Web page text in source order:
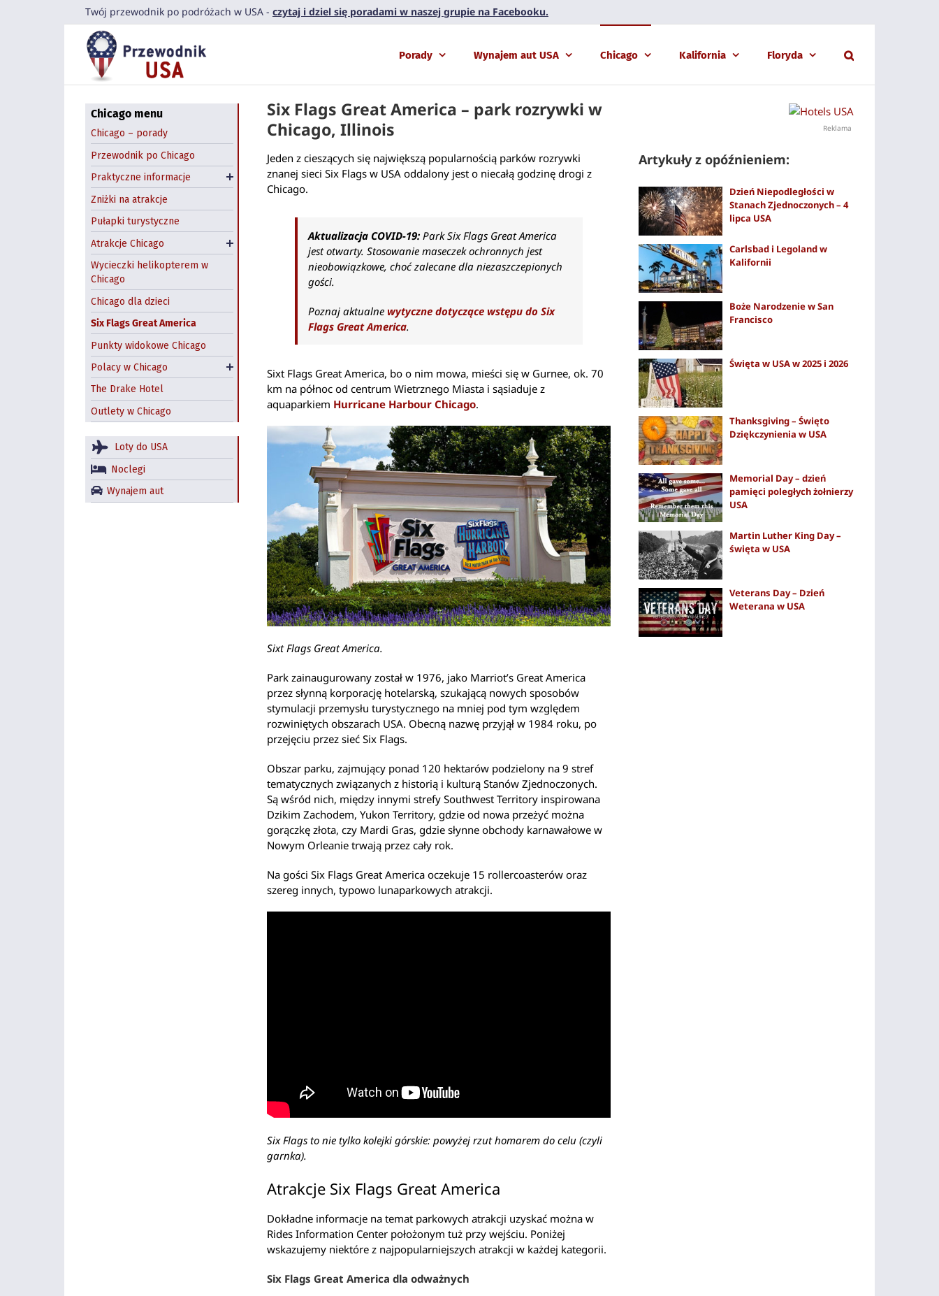
Twój przewodnik po podróżach w USA - czytaj i dziel się poradami w naszej grupie na Facebooku.
Porady Wynajem aut USA Chicago Kalifornia Floryda
Six Flags Great America – park rozrywki w
Chicago, Illinois
Jeden z cieszących się największą popularnością parków rozrywki
znanej sieci Six Flags w USA oddalony jest o niecałą godzinę drogi z
Chicago.
Aktualizacja COVID-19: Park Six Flags Great America
jest otwarty. Stosowanie maseczek ochronnych jest
nieobowiązkowe, choć zalecane dla niezaszczepionych
gości.
Poznaj aktualne wytyczne dotyczące wstępu do Six
Flags Great America.
Sixt Flags Great America, bo o nim mowa, mieści się w Gurnee, ok. 70
km na północ od centrum Wietrznego Miasta i sąsiaduje z
aquaparkiem Hurricane Harbour Chicago.
Sixt Flags Great America.
Park zainaugurowany został w 1976, jako Marriot’s Great America
przez słynną korporację hotelarską, szukającą nowych sposobów
stymulacji przemysłu turystycznego na mniej pod tym względem
rozwiniętych obszarach USA. Obecną nazwę przyjął w 1984 roku, po
przejęciu przez sieć Six Flags.
Obszar parku, zajmujący ponad 120 hektarów podzielony na 9 stref
tematycznych związanych z historią i kulturą Stanów Zjednoczonych.
Są wśród nich, między innymi strefy Southwest Territory inspirowana
Dzikim Zachodem, Yukon Territory, gdzie od nowa przeżyć można
gorączkę złota, czy Mardi Gras, gdzie słynne obchody karnawałowe w
Nowym Orleanie trwają przez cały rok.
Na gości Six Flags Great America oczekuje 15 rollercoasterów oraz
szereg innych, typowo lunaparkowych atrakcji.
Six Flags to nie tylko kolejki górskie: powyżej rzut homarem do celu (czyli
garnka).
Atrakcje Six Flags Great America
Dokładne informacje na temat parkowych atrakcji uzyskać można w
Rides Information Center położonym tuż przy wejściu. Poniżej
wskazujemy niektóre z najpopularniejszych atrakcji w każdej kategorii.
Six Flags Great America dla odważnych
Chicago menu
Chicago – porady
Przewodnik po Chicago
Praktyczne informacje
Co zjeść?
Przestępczość w
Chicago
Dzień św. Patryka
Halloween: farmy
dyniowe
Wynajem samochodów
Chicago
Hostel w Chicago
Zniżki na atrakcje
Pułapki turystyczne
Atrakcje Chicago
Navy Pier
Field Museum
Shedd Aquarium
Art Institute of Chicago
Pedway Chicago
Chicago Riverwalk
Chicago Theatre
Atrakcje na świeżym
powietrzu
Zwiedzanie Chicago
łodzią
Wycieczki z Chicago
Wycieczki helikopterem w
Chicago
Chicago dla dzieci
Six Flags Great America
Punkty widokowe Chicago
Polacy w Chicago
Polskie restauracje w
Chicago
Jackowo – nadal polska
dzielnica Chicago?
The Drake Hotel
Outlety w Chicago
Loty do USA
Noclegi
Wynajem aut
Reklama
Artykuły z opóźnieniem:
Dzień Niepodległości w
Stanach Zjednoczonych – 4
lipca USA
Carlsbad i Legoland w
Kalifornii
Boże Narodzenie w San
Francisco
Święta w USA w 2025 i 2026
Thanksgiving – Święto
Dziękczynienia w USA
Memorial Day – dzień
pamięci poległych żołnierzy
USA
Martin Luther King Day –
święta w USA
Veterans Day – Dzień
Weterana w USA